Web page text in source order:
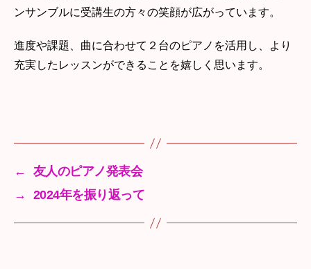
ンサンブルに受講生の方々の笑顔が広がっています。
進度や課題、曲に合わせて２台のピアノを活用し、より
充実したレッスンができることを嬉しく思います。
←
友人のピアノ発表会
→
2024年を振り返って